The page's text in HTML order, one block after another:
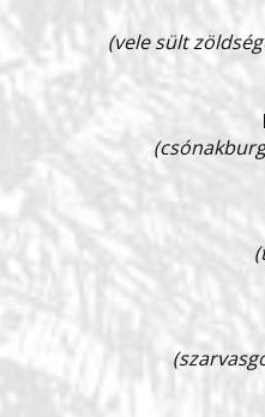
(vele sült